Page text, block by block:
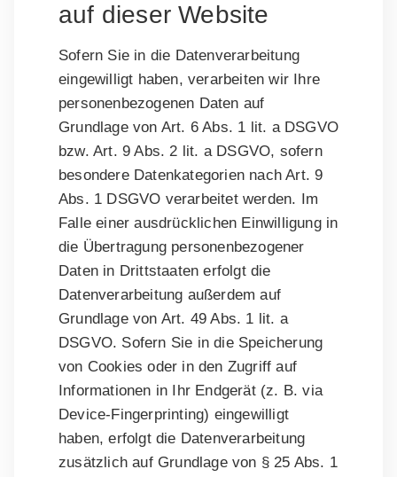
auf dieser Website
Sofern Sie in die Datenverarbeitung
eingewilligt haben, verarbeiten wir Ihre
personenbezogenen Daten auf
Grundlage von Art. 6 Abs. 1 lit. a DSGVO
bzw. Art. 9 Abs. 2 lit. a DSGVO, sofern
besondere Datenkategorien nach Art. 9
Abs. 1 DSGVO verarbeitet werden. Im
Falle einer ausdrücklichen Einwilligung in
die Übertragung personenbezogener
Daten in Drittstaaten erfolgt die
Datenverarbeitung außerdem auf
Grundlage von Art. 49 Abs. 1 lit. a
DSGVO. Sofern Sie in die Speicherung
von Cookies oder in den Zugriff auf
Informationen in Ihr Endgerät (z. B. via
Device-Fingerprinting) eingewilligt
haben, erfolgt die Datenverarbeitung
zusätzlich auf Grundlage von § 25 Abs. 1